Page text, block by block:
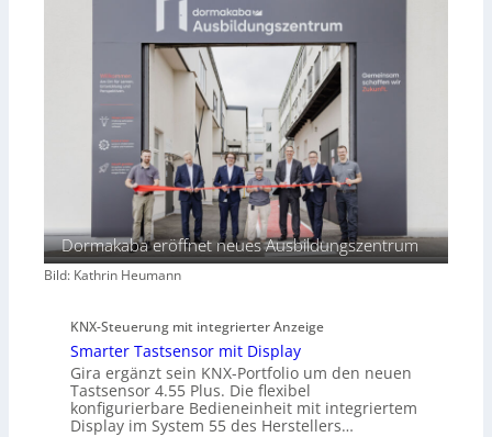
Dormakaba eröffnet neues Ausbildungszentrum
Bild: Kathrin Heumann
KNX-Steuerung mit integrierter Anzeige
Smarter Tastsensor mit Display
Gira ergänzt sein KNX-Portfolio um den neuen
Tastsensor 4.55 Plus. Die flexibel
konfigurierbare Bedieneinheit mit integriertem
Display im System 55 des Herstellers…